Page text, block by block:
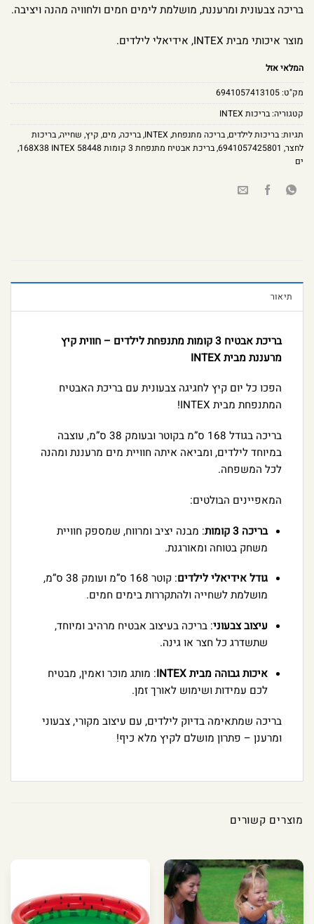
בריכה צבעונית ומרעננת, מושלמת לימים חמים ולחוויה מהנה ויציבה.
מוצר איכותי מבית INTEX, אידיאלי לילדים.
המלאי אזל
מק"ט:6941057413105
קטגוריה:בריכות INTEX
תגיות:בריכות לילדים,בריכה מתנפחת,
INTEX
,בריכה, מים, קיץ, שחייה,בריכות
לחצר,
6941057425801
,בריכת אבטיח מתנפחת 3 קומות 168X38 INTEX 58448
,
ים
תיאור
בריכת אבטיח 3 קומות מתנפחת לילדים – חווית קיץ
מרעננת מבית INTEX
הפכו כל יום קיץ לחגיגה צבעונית עם בריכת האבטיח
המתנפחת מבית INTEX!
בריכה בגודל 168 ס”מ בקוטר ובעומק 38 ס”מ, עוצבה
במיוחד לילדים, ומביאה איתה חוויית מים מרעננת ומהנה
לכל המשפחה.
המאפיינים הבולטים:
בריכה 3 קומות
: מבנה יציב ומרווח, שמספק חוויית
משחק בטוחה ומאורגנת.
גודל אידיאלי לילדים
: קוטר 168 ס”מ ועומק 38 ס”מ,
מושלמת לשחייה ולהתקררות בימים חמים.
עיצוב צבעוני: בריכה בעיצוב אבטיח מרהיב ומיוחד,
שתשדרג כל חצר או גינה.
איכות גבוהה מבית INTEX
: מותג מוכר ואמין, מבטיח
לכם עמידות ושימוש לאורך זמן.
בריכה שמתאימה בדיוק לילדים, עם עיצוב מקורי, צבעוני
ומרענן – פתרון מושלם לקיץ מלא כיף!
מוצרים קשורים